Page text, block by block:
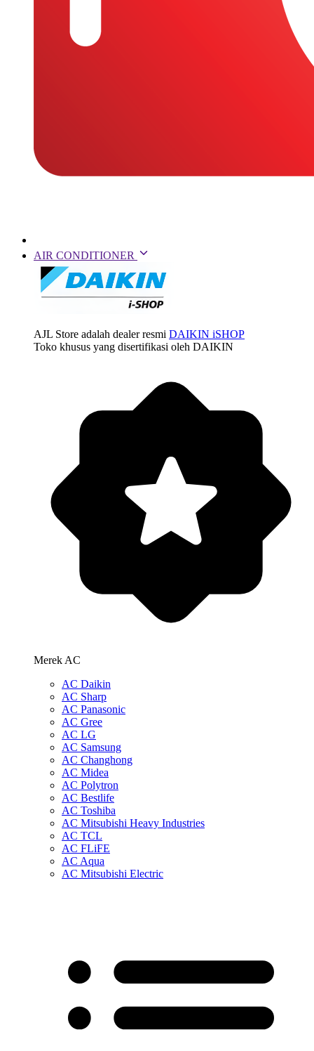
AIR CONDITIONER
AJL Store adalah dealer resmi DAIKIN iSHOP
Toko khusus yang disertifikasi oleh DAIKIN
Merek AC
AC Daikin
AC Sharp
AC Panasonic
AC Gree
AC LG
AC Samsung
AC Changhong
AC Midea
AC Polytron
AC Bestlife
AC Toshiba
AC Mitsubishi Heavy Industries
AC TCL
AC FLiFE
AC Aqua
AC Mitsubishi Electric